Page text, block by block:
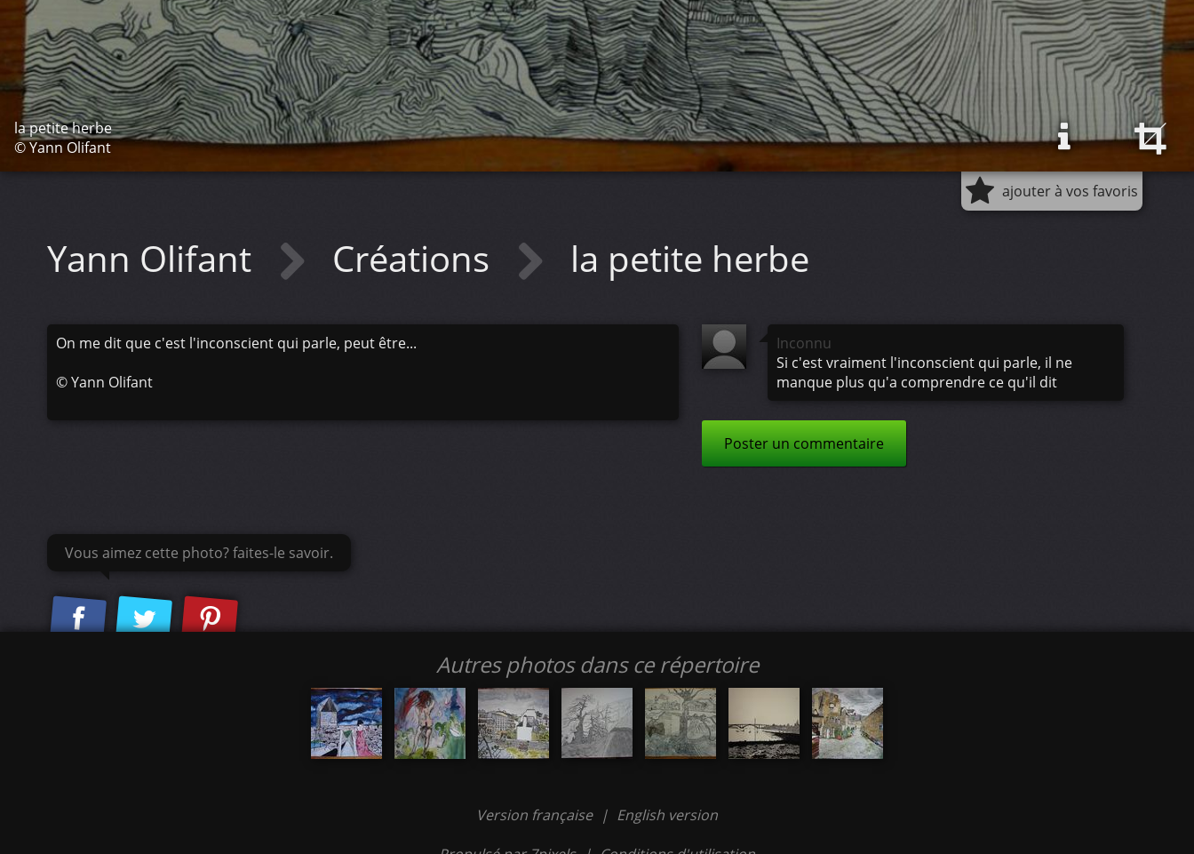
la petite herbe
© Yann Olifant
ajouter à vos favoris
Yann Olifant Créations la petite herbe
On me dit que c'est l'inconscient qui parle, peut être...
©Yann Olifant
Inconnu
Si c'est vraiment l'inconscient qui parle, il ne
manque plus qu'a comprendre ce qu'il dit
Poster un commentaire
Vous aimez cette photo? faites-le savoir.
Autres photos dans ce répertoire
Version française | English version